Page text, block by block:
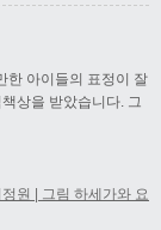
한 아이들의 표정이 잘
상을 받았습니다. 그
원 | 그림 하세가와 요